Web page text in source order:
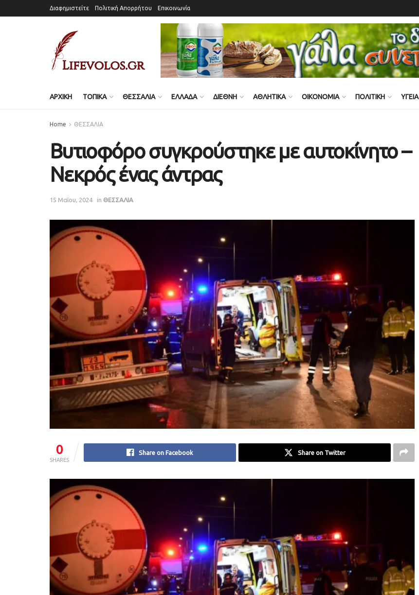
Διαφημιστείτε Πολιτική Απορρήτου Επικοινωνία
ΑΡΧΙΚΗ ΤΟΠΙΚΑ ΘΕΣΣΑΛΙΑ ΕΛΛΑΔΑ ΔΙΕΘΝΗ ΑΘΛΗΤΙΚΑ ΟΙΚΟΝΟΜΙΑ ΠΟΛΙΤΙΚΗ ΥΓΕΙΑ
Home ΘΕΣΣΑΛΙΑ
Βυτιοφόρο συγκρούστηκε με αυτοκίνητο –
Νεκρός ένας άντρας
15 Μαΐου, 2024 in ΘΕΣΣΑΛΙΑ
0
SHARES
Share on Facebook Share on Twitter